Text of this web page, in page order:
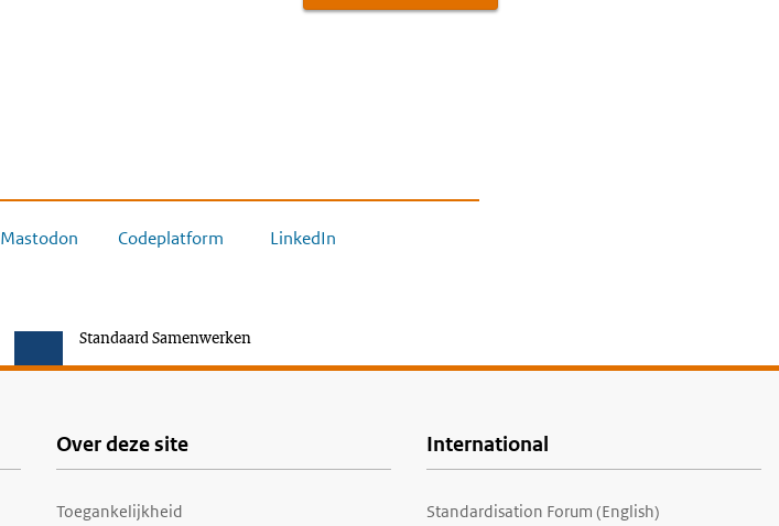
Mastodon Codeplatform LinkedIn
Standaard Samenwerken
Over deze site
Toegankelijkheid
International
Standardisation Forum (English)